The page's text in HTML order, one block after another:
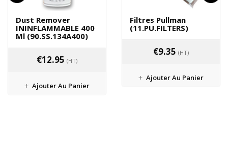
Dust Remover
ININFLAMMABLE 400
Ml (90.SS.134A400)
€12.95 (HT)
Ajouter Au Panier
Filtres Pullman
(11.PU.FILTERS)
€9.35 (HT)
Ajouter Au Panier